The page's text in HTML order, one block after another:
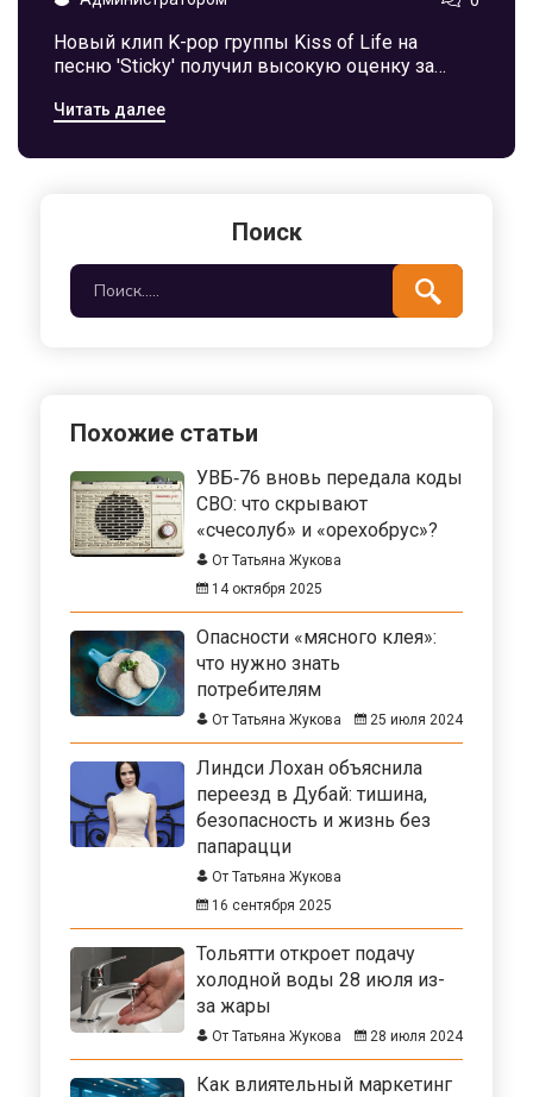
Новый клип K-pop группы Kiss of Life на
песню 'Sticky' получил высокую оценку за
Визуально клип вызывающий и зрелый, но
амбиций. Зрители делятся своими
использования афробита.
Читать далее
Поиск
Похожие статьи
УВБ‑76 вновь передала коды
СВО: что скрывают
«счесолуб» и «орехобрус»?
От Татьяна Жукова
14 октября 2025
Опасности «мясного клея»:
что нужно знать
потребителям
От Татьяна Жукова 25 июля 2024
Линдси Лохан объяснила
переезд в Дубай: тишина,
безопасность и жизнь без
папарацци
От Татьяна Жукова
16 сентября 2025
Тольятти откроет подачу
холодной воды 28 июля из-
за жары
От Татьяна Жукова 28 июля 2024
Как влиятельный маркетинг